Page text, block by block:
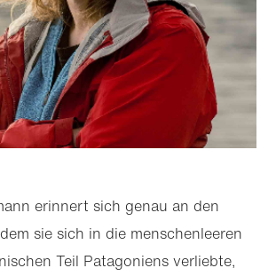
erinnert sich genau an den
sie sich in die menschenleeren
Teil Patagoniens verliebte,